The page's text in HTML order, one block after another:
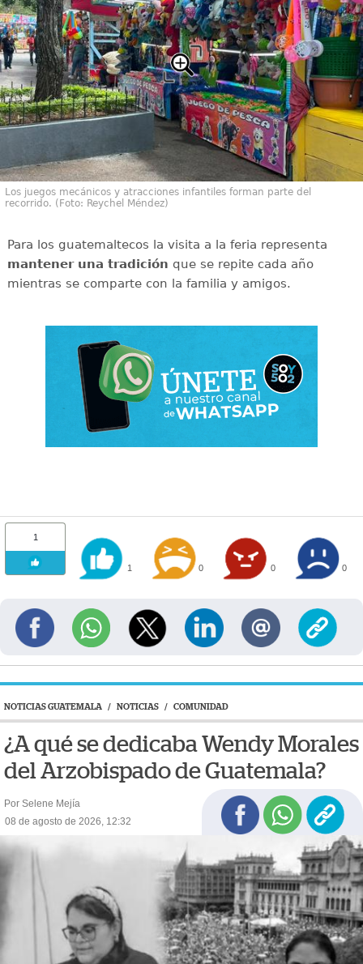
Los juegos mecánicos y atracciones infantiles forman parte del
recorrido. (Foto: Reychel Méndez)
Para los guatemaltecos la visita a la feria representa
mantener una tradición que se repite cada año
mientras se comparte con la familia y amigos.
1
1 0 0 0
NOTICIAS GUATEMALA / NOTICIAS / COMUNIDAD
¿A qué se dedicaba Wendy Morales
del Arzobispado de Guatemala?
Por Selene Mejía
08 de agosto de 2026, 12:32